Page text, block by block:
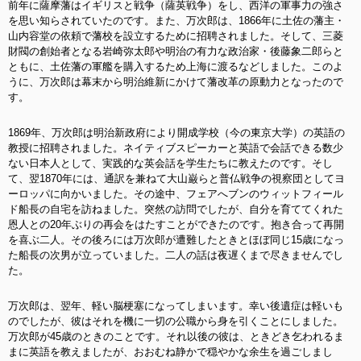
前年に薩摩藩はイギリスと戦争（薩英戦争）をし、西洋の軍事力の強さ
を思い知らされていたのです。また、万次郎は、1866年に土佐の藩主・
山内容堂の依頼で藩校を設立するために招聘されました。そして、三菱
財閥の創始者となる岩崎弥太郎や明治の有力な政治家・後藤象二郎らと
ともに、土佐藩の軍艦を購入するため上海に渡るなどしました。このよ
うに、万次郎は幕末から明治維新にかけて藩改革の原動力となったので
す。
1869年、万次郎は明治新政府により開成学校（今の東京大学）の英語の
教授に招聘されました。ネイティブスピーカーと英語で会話できる数少
ない日本人として、実践的な英会話を学生たちに教えたのです。そし
て、翌1870年には、通訳を兼ねて大山巌らと普仏戦争の視察団としてヨ
ーロッパに向かいました。その途中、フェアへブンのウィットフィール
ド船長の自宅を訪ねました。突然の訪問でしたが、自分を育ててくれた
恩人との20年ぶりの再会をはたすことができたのです。抱き合って再開
を喜ぶ二人。その後ろには万次郎が遭難したときとほぼ同じ15歳になっ
た船長の次男が立っていました。二人の話は夜遅くまで尽きませんでし
た。
万次郎は、翌年、軽い脳梗塞になってしまいます。幸い後遺症は軽いも
のでしたが、彼はそれを機に一切の公職から身を引くことにしました。
万次郎が45歳のときのことです。それ以後の彼は、ときどき乞われるま
まに英語を教えましたが、おおむね静かで穏やかな余生を過ごしまし